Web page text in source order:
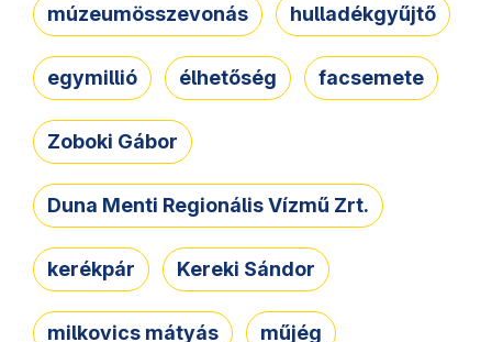
múzeumösszevonás hulladékgyűjtő
egymillió élhetőség facsemete
Zoboki Gábor
Duna Menti Regionális Vízmű Zrt.
kerékpár Kereki Sándor
milkovics mátyás műjég